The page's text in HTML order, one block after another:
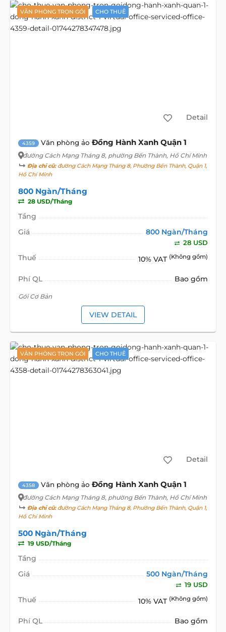
VĂN PHÒNG TRỌN GÓI CHO THUÊ
Detail
4359 Văn phòng ảo Đồng Hành Xanh Quận 1
đường Cách Mạng Tháng 8, phường Bến Thành, Hồ Chí Minh
Địa chỉ cũ:đường Cách Mạng Tháng 8, Phường Bến Thành, Quận 1,
Hồ Chí Minh
800 Ngàn/Tháng
28 USD/Tháng
Tầng
Giá
800 Ngàn/Tháng
28 USD
Thuế 10% VAT (Không gồm)
Phí QL Bao gồm
Gói Cơ Bản
VIEW DETAIL
VĂN PHÒNG TRỌN GÓI CHO THUÊ
Detail
4358 Văn phòng ảo Đồng Hành Xanh Quận 1
đường Cách Mạng Tháng 8, phường Bến Thành, Hồ Chí Minh
Địa chỉ cũ:đường Cách Mạng Tháng 8, Phường Bến Thành, Quận 1,
Hồ Chí Minh
500 Ngàn/Tháng
19 USD/Tháng
Tầng
Giá
500 Ngàn/Tháng
19 USD
Thuế 10% VAT (Không gồm)
Phí QL Bao gồm